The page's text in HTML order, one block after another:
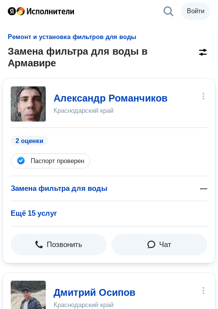
Войти
Ремонт и установка фильтров для воды
Замена фильтра для воды в
Армавире
Александр Романчиков
Краснодарский край
2 оценки
Паспорт проверен
Замена фильтра для воды —
Ещё 15 услуг
Позвонить Чат
Дмитрий Осипов
Краснодарский край